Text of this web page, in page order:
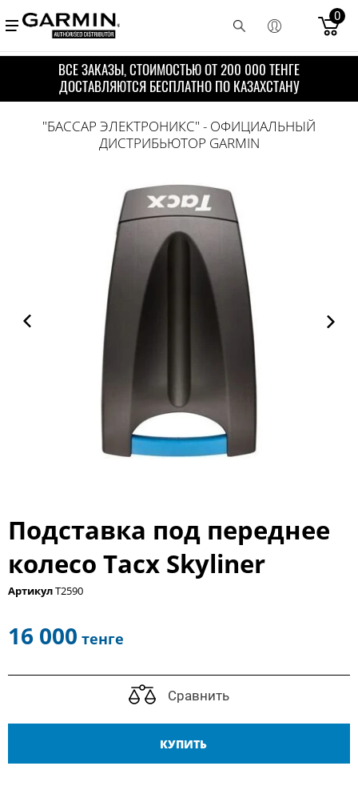
0
ВСЕ ЗАКАЗЫ, СТОИМОСТЬЮ ОТ 200 000 ТЕНГЕ
ДОСТАВЛЯЮТСЯ БЕСПЛАТНО ПО КАЗАХСТАНУ
"БАССАР ЭЛЕКТРОНИКС" - ОФИЦИАЛЬНЫЙ
ДИСТРИБЬЮТОР GARMIN
Подставка под переднее
колесо Tacx Skyliner
АртикулT2590
16 000 тенге
Сравнить
КУПИТЬ